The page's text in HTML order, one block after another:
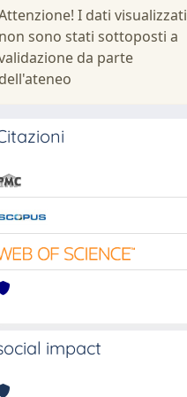
I dati visualizzati
non sono stati sottoposti a
da parte
dell'ateneo
impact